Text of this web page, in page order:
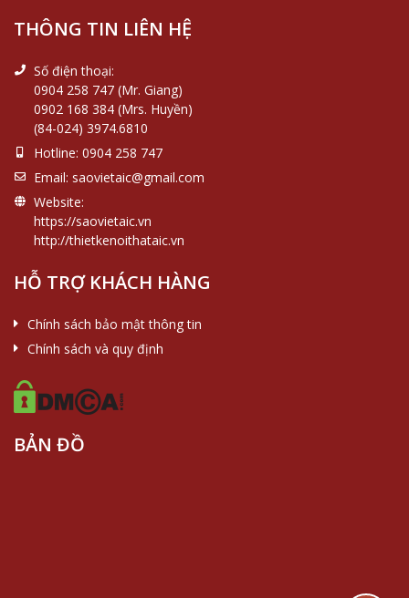
THÔNG TIN LIÊN HỆ
Số điện thoại:
0904 258 747 (Mr. Giang)
0902 168 384 (Mrs. Huyền)
(84-024) 3974.6810
Hotline: 0904 258 747
Email: saovietaic@gmail.com
Website:
https://saovietaic.vn
http://thietkenoithataic.vn
HỖ TRỢ KHÁCH HÀNG
Chính sách bảo mật thông tin
Chính sách và quy định
BẢN ĐỒ